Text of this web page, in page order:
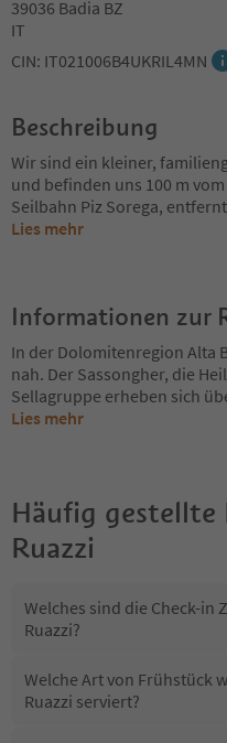
39036 Badia BZ
IT
CIN: IT021006B4UKRIL4MN
Beschreibung
Wir sind ein kleiner,
und befinden uns 100 m
Seilbahn Piz Sorega,
Lies mehr
Informationen zur
In der Dolomitenregion Alta
nah. Der Sassongher, die
Sellagruppe erheben sich
Lies mehr
Häufig gestellte
Ruazzi
Welches sind die Check-in
Ruazzi?
Welche Art von Frühstück
Ruazzi serviert?